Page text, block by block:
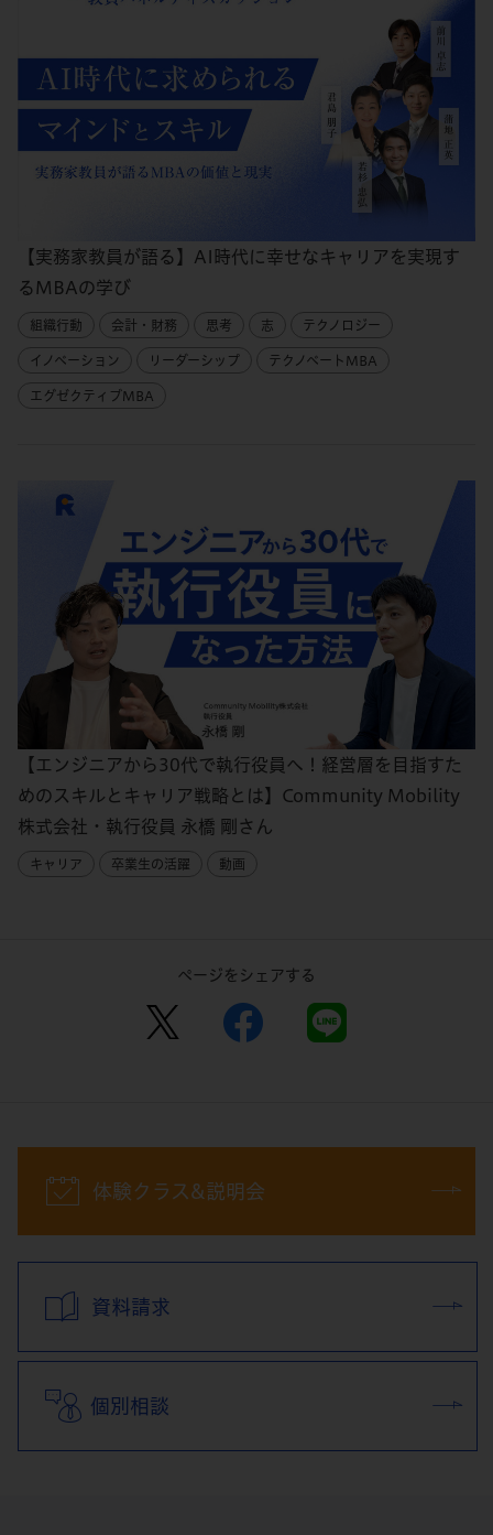
【実務家教員が語る】AI時代に幸せなキャリアを実現す
るMBAの学び
組織行動 会計・財務 思考 志 テクノロジー
イノベーション リーダーシップ テクノベートMBA
エグゼクティブMBA
【エンジニアから30代で執行役員へ！経営層を目指すた
めのスキルとキャリア戦略とは】Community Mobility
株式会社・執行役員 永橋 剛さん
キャリア 卒業生の活躍 動画
ページをシェアする
体験クラス&説明会
資料請求
個別相談